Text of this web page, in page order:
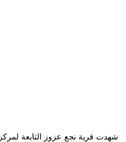
شهدت قرية نجع عزوز التابعة